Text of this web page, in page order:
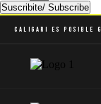
Suscribite/ Subscribe
Caligari es posible